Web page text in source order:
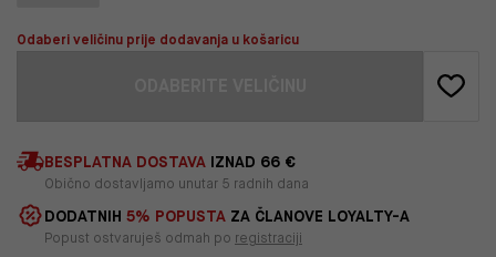
Odaberi veličinu prije dodavanja u košaricu
BESPLATNA DOSTAVA IZNAD 66 €
Obično dostavljamo unutar 5 radnih dana
DODATNIH 5% POPUSTA ZA ČLANOVE LOYALTY-A
Popust ostvaruješ odmah po registraciji